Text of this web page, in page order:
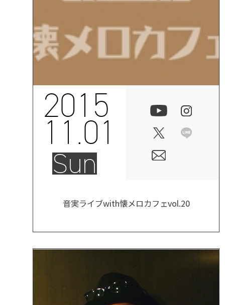
2015
11.01
Sun
音実ライブwith懐メロカフェvol.20